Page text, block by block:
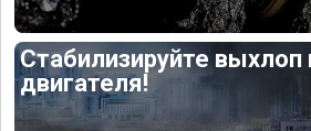
Стабилизируйте выхлоп
двигателя!